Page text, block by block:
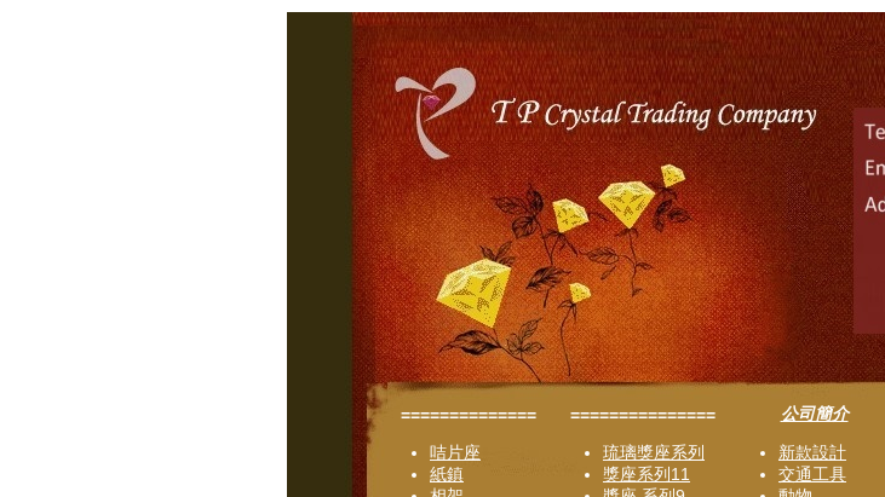
============== =============== 公司簡介
咭片座
紙鎮
琉璃獎座系列
獎座系列11
新款設計
交通工具